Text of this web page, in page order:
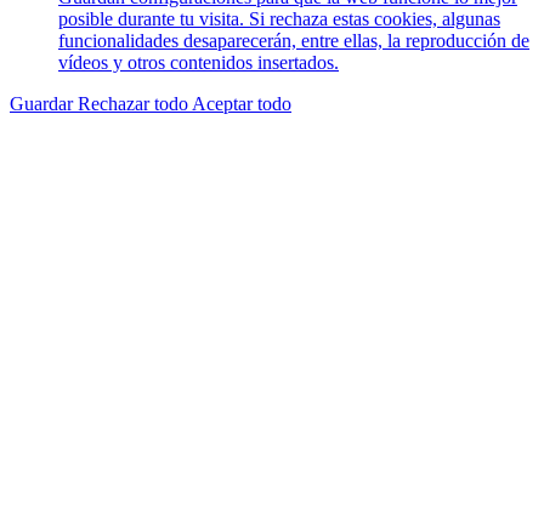
posible durante tu visita. Si rechaza estas cookies, algunas
funcionalidades desaparecerán, entre ellas, la reproducción de
vídeos y otros contenidos insertados.
GuardarRechazar todo Aceptar todo